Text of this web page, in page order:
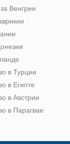
Венгрии
в Турции
в Египте
в Австрии
в Парагвае